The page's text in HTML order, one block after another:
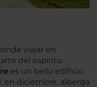
viajar en
del espíritu
es un bello edificio
en diciembre, alberga